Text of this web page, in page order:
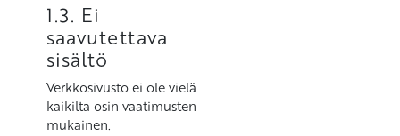
1.3. Ei
saavutettava
sisältö
Verkkosivusto ei ole vielä
kaikilta osin vaatimusten
mukainen.